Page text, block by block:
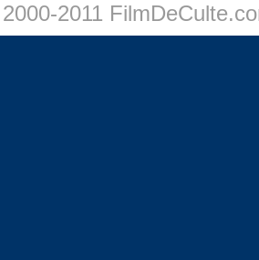
2011